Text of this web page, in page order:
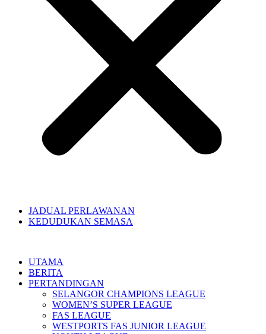
JADUAL PERLAWANAN
KEDUDUKAN SEMASA
UTAMA
BERITA
PERTANDINGAN
SELANGOR CHAMPIONS LEAGUE
WOMEN’S SUPER LEAGUE
FAS LEAGUE
WESTPORTS FAS JUNIOR LEAGUE